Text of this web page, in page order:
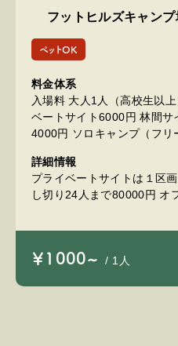
フットヒルズキャンプ
ペットOK
料金体系
入場料 大人1人（高校生以
ベートサイト6000円 林間サ
4000円 ソロキャンプ（フリ
詳細情報
プライベートサイトは１区
し切り24人まで80000円 オ
￥1000~ / 1人